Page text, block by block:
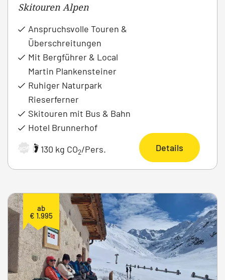
Skitouren Alpen
Anspruchsvolle Touren &
Überschreitungen
Mit Bergführer & Local
Martin Plankensteiner
Ruhiger Naturpark
Rieserferner
Skitouren mit Bus & Bahn
Hotel Brunnerhof
ARCHIV | 130 kg CO2/Pers. Details
ab
€ 1.995